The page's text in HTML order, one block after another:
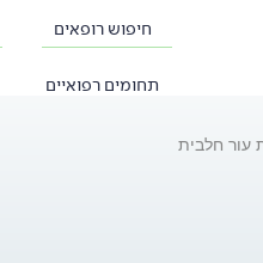
חיפוש רופאים
תחומים רפואיים
עור חלבית